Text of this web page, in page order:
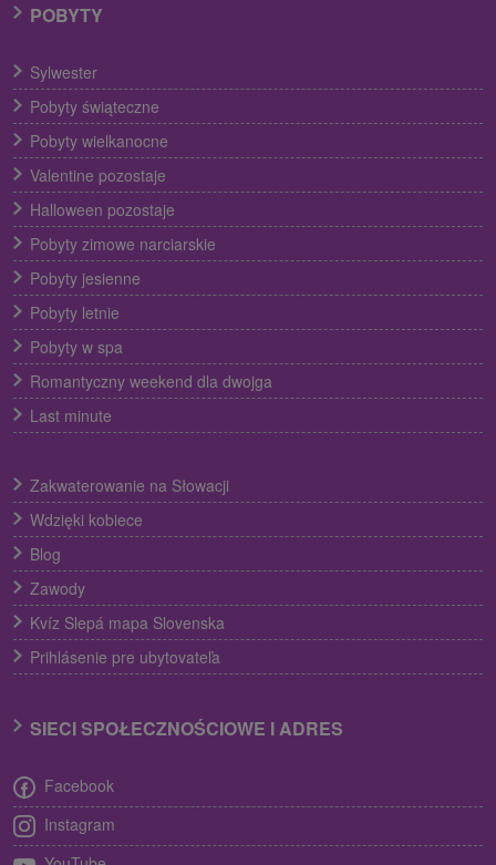
POBYTY
Sylwester
Pobyty świąteczne
Pobyty wielkanocne
Valentine pozostaje
Halloween pozostaje
Pobyty zimowe narciarskie
Pobyty jesienne
Pobyty letnie
Pobyty w spa
Romantyczny weekend dla dwojga
Last minute
Zakwaterowanie na Słowacji
Wdzięki kobiece
Blog
Zawody
Kvíz Slepá mapa Slovenska
Prihlásenie pre ubytovateľa
SIECI SPOŁECZNOŚCIOWE I ADRES
Facebook
Instagram